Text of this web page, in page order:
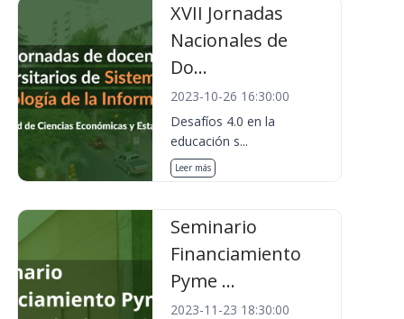
XVII Jornadas
Nacionales de
Do...
2023-10-26 16:30:00
Desafíos 4.0 en la
educación s...
Leer más
Seminario
Financiamiento
Pyme ...
2023-11-23 18:30:00